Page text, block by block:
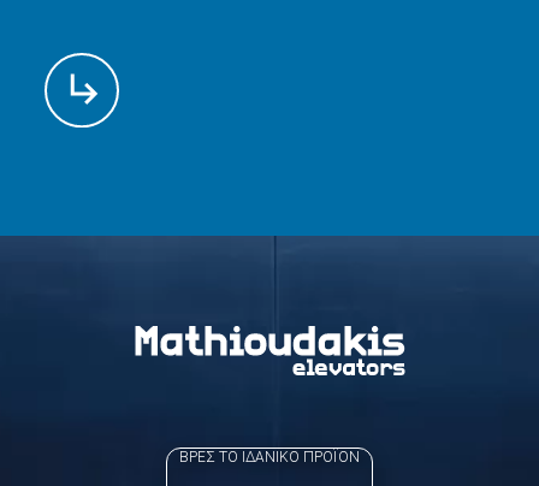
ΒΡΕΣ ΤΟ ΙΔΑΝΙΚΟ ΠΡΟΪΟΝ